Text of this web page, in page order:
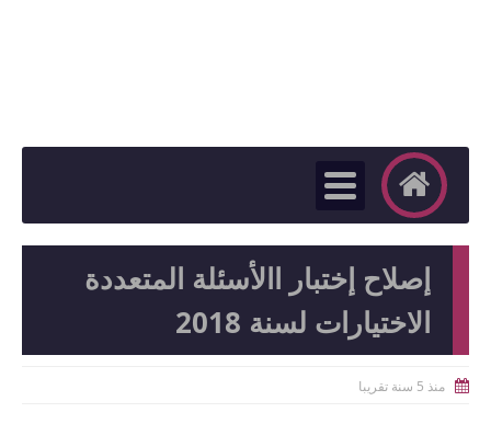
إصلاح إختبار االأسئلة المتعددة
الاختيارات لسنة 2018
 منذ 5 سنة تقريبا